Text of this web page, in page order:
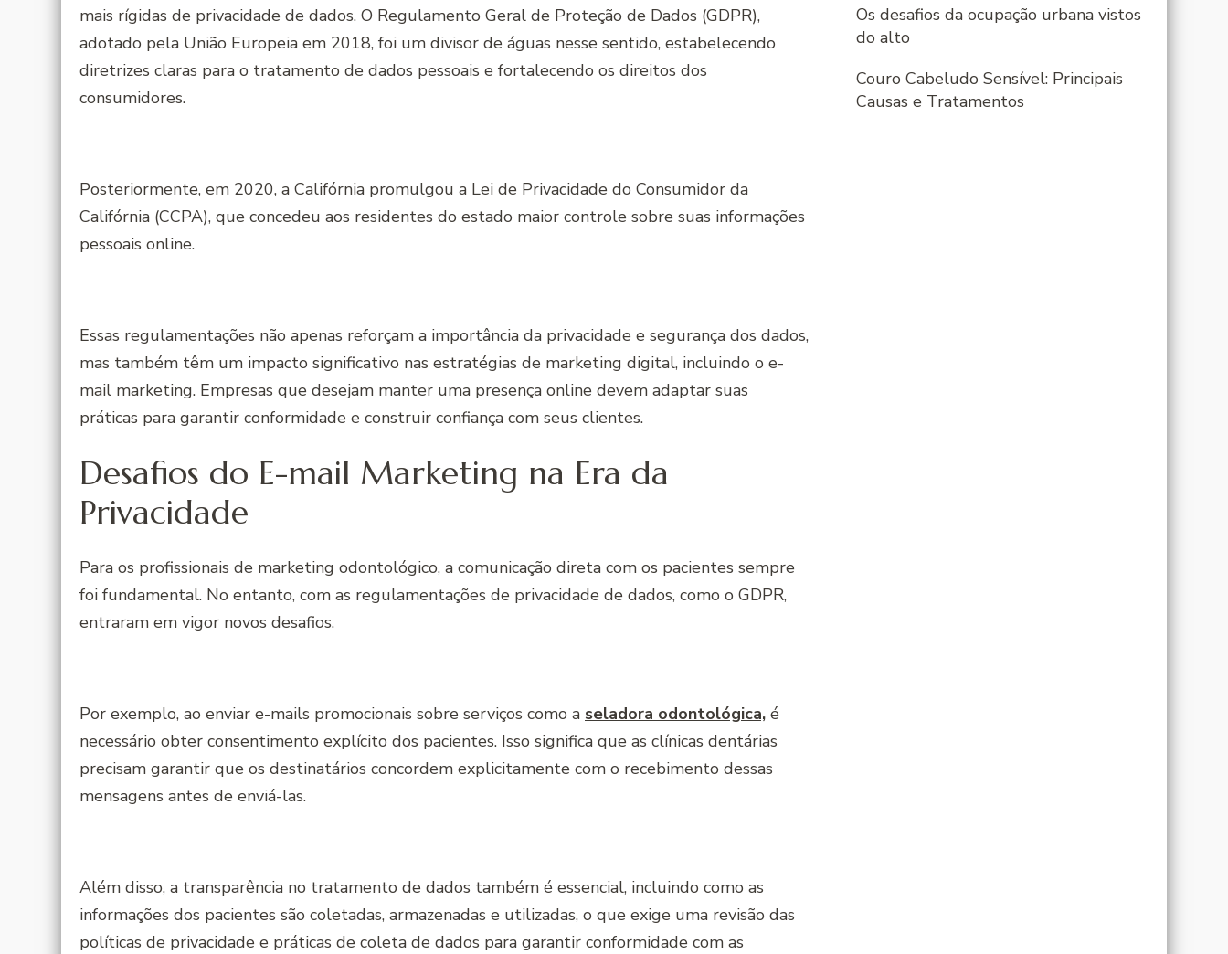
mais rígidas de privacidade de dados. O Regulamento Geral de Proteção de Dados (GDPR),
adotado pela União Europeia em 2018, foi um divisor de águas nesse sentido, estabelecendo
diretrizes claras para o tratamento de dados pessoais e fortalecendo os direitos dos
consumidores.
Posteriormente, em 2020, a Califórnia promulgou a Lei de Privacidade do Consumidor da
Califórnia (CCPA), que concedeu aos residentes do estado maior controle sobre suas informações
pessoais online.
Essas regulamentações não apenas reforçam a importância da privacidade e segurança dos dados,
mas também têm um impacto significativo nas estratégias de marketing digital, incluindo o e-
mail marketing. Empresas que desejam manter uma presença online devem adaptar suas
práticas para garantir conformidade e construir confiança com seus clientes.
Desafios do E-mail Marketing na Era da
Privacidade
Para os profissionais de marketing odontológico, a comunicação direta com os pacientes sempre
foi fundamental. No entanto, com as regulamentações de privacidade de dados, como o GDPR,
entraram em vigor novos desafios.
Por exemplo, ao enviar e-mails promocionais sobre serviços como a seladora odontológica, é
necessário obter consentimento explícito dos pacientes. Isso significa que as clínicas dentárias
precisam garantir que os destinatários concordem explicitamente com o recebimento dessas
mensagens antes de enviá-las.
Além disso, a transparência no tratamento de dados também é essencial, incluindo como as
informações dos pacientes são coletadas, armazenadas e utilizadas, o que exige uma revisão das
políticas de privacidade e práticas de coleta de dados para garantir conformidade com as
Os desafios da ocupação urbana vistos
do alto
Couro Cabeludo Sensível: Principais
Causas e Tratamentos